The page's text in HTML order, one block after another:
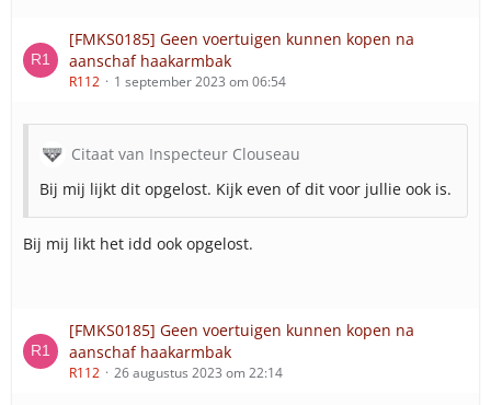
[FMKS0185] Geen voertuigen kunnen kopen na
aanschaf haakarmbak
R112 1 september 2023 om 06:54
Citaat van Inspecteur Clouseau
Bij mij lijkt dit opgelost. Kijk even of dit voor jullie ook is.
Bij mij likt het idd ook opgelost.
[FMKS0185] Geen voertuigen kunnen kopen na
aanschaf haakarmbak
R112 26 augustus 2023 om 22:14